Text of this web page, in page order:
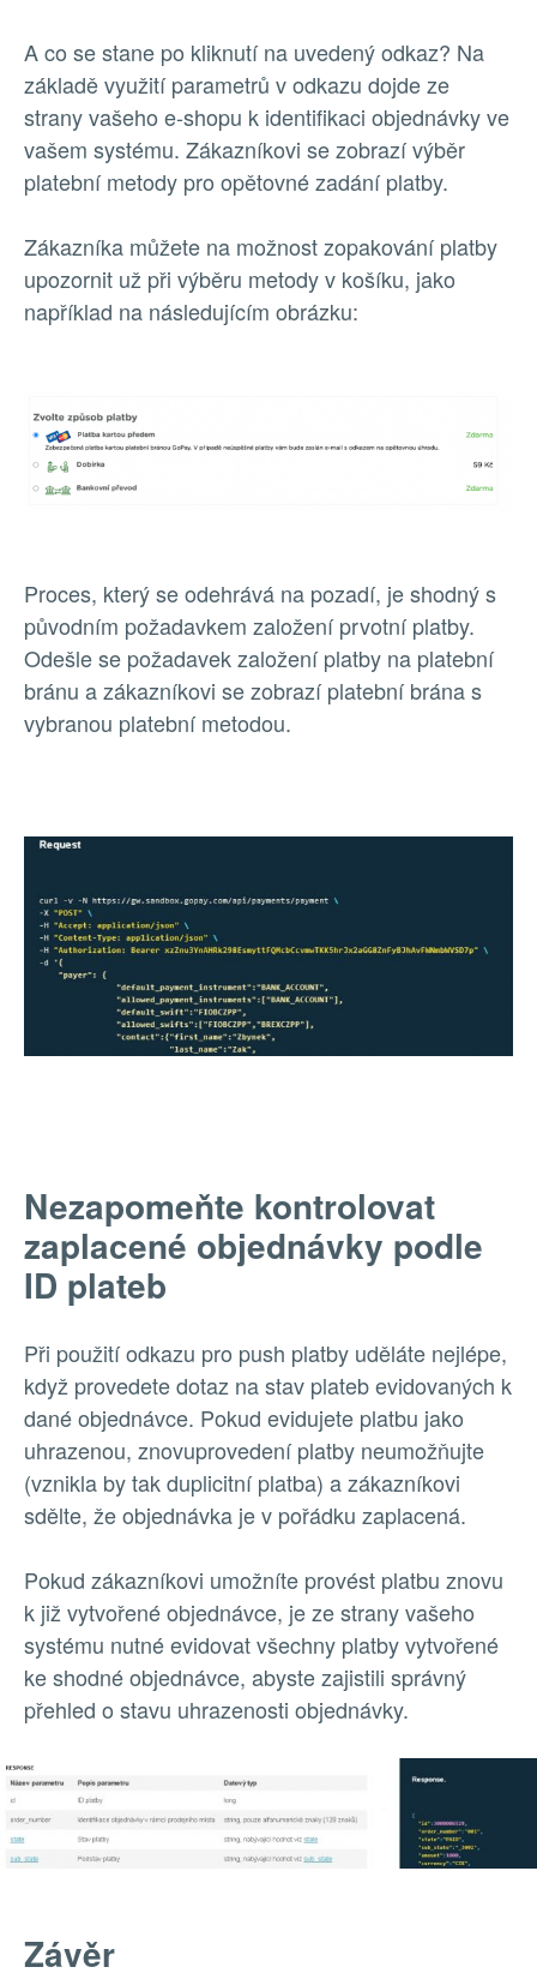
A co se stane po kliknutí na uvedený odkaz? Na
základě využití parametrů v odkazu dojde ze
strany vašeho e-shopu k identifikaci objednávky ve
vašem systému. Zákazníkovi se zobrazí výběr
platební metody pro opětovné zadání platby.
Zákazníka můžete na možnost zopakování platby
upozornit už při výběru metody v košíku, jako
například na následujícím obrázku:
Proces, který se odehrává na pozadí, je shodný s
původním požadavkem založení prvotní platby.
Odešle se požadavek založení platby na platební
bránu a zákazníkovi se zobrazí platební brána s
vybranou platební metodou.
Nezapomeňte kontrolovat
zaplacené objednávky podle
ID plateb
Při použití odkazu pro push platby uděláte nejlépe,
když provedete dotaz na stav plateb evidovaných k
dané objednávce. Pokud evidujete platbu jako
uhrazenou, znovuprovedení platby neumožňujte
(vznikla by tak duplicitní platba) a zákazníkovi
sdělte, že objednávka je v pořádku zaplacená.
Pokud zákazníkovi umožníte provést platbu znovu
k již vytvořené objednávce, je ze strany vašeho
systému nutné evidovat všechny platby vytvořené
ke shodné objednávce, abyste zajistili správný
přehled o stavu uhrazenosti objednávky.
Závěr